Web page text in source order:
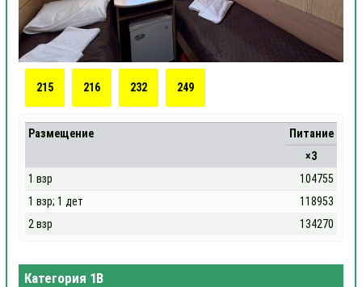
215 216 232 249
Размещение
Питание
×3
1 взр
104755
1 взр; 1 дет
118953
2 взр
134270
Категория 1В